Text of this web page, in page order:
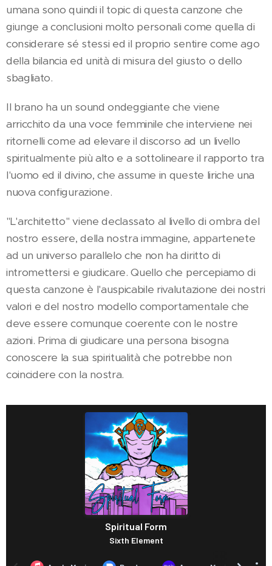
umana sono quindi il topic di questa canzone che
giunge a conclusioni molto personali come quella di
considerare sé stessi ed il proprio sentire come ago
della bilancia ed unità di misura del giusto o dello
sbagliato.
Il brano ha un sound ondeggiante che viene
arricchito da una voce femminile che interviene nei
ritornelli come ad elevare il discorso ad un livello
spiritualmente più alto e a sottolineare il rapporto tra
l'uomo ed il divino, che assume in queste liriche una
nuova configurazione.
"L'architetto" viene declassato al livello di ombra del
nostro essere, della nostra immagine, appartenete
ad un universo parallelo che non ha diritto di
intromettersi e giudicare. Quello che percepiamo di
questa canzone è l'auspicabile rivalutazione dei nostri
valori e del nostro modello comportamentale che
deve essere comunque coerente con le nostre
azioni. Prima di giudicare una persona bisogna
conoscere la sua spiritualità che potrebbe non
coincidere con la nostra.